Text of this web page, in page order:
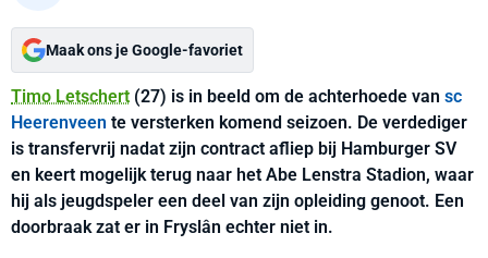
Maak ons je Google-favoriet
Timo Letschert (27) is in beeld om de achterhoede van sc
Heerenveen te versterken komend seizoen. De verdediger
is transfervrij nadat zijn contract afliep bij Hamburger SV
en keert mogelijk terug naar het Abe Lenstra Stadion, waar
hij als jeugdspeler een deel van zijn opleiding genoot. Een
doorbraak zat er in Fryslân echter niet in.